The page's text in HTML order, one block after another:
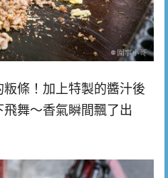
條！加上特製的醬汁後
舞～香氣瞬間飄了出